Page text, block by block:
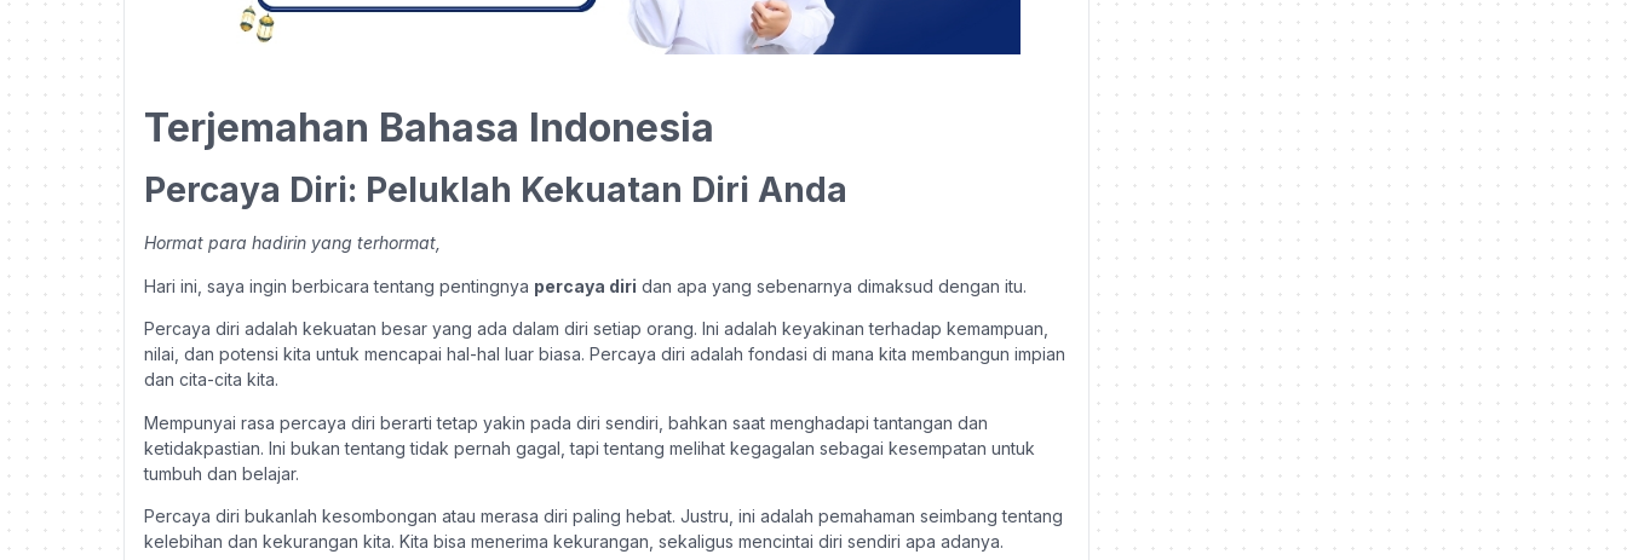
Terjemahan Bahasa Indonesia
Percaya Diri: Peluklah Kekuatan Diri Anda
Hormat para hadirin yang terhormat,
Hari ini, saya ingin berbicara tentang pentingnya percaya diri dan apa yang sebenarnya dimaksud dengan itu.
Percaya diri adalah kekuatan besar yang ada dalam diri setiap orang. Ini adalah keyakinan terhadap kemampuan,
nilai, dan potensi kita untuk mencapai hal-hal luar biasa. Percaya diri adalah fondasi di mana kita membangun impian
dan cita-cita kita.
Mempunyai rasa percaya diri berarti tetap yakin pada diri sendiri, bahkan saat menghadapi tantangan dan
ketidakpastian. Ini bukan tentang tidak pernah gagal, tapi tentang melihat kegagalan sebagai kesempatan untuk
tumbuh dan belajar.
Percaya diri bukanlah kesombongan atau merasa diri paling hebat. Justru, ini adalah pemahaman seimbang tentang
kelebihan dan kekurangan kita. Kita bisa menerima kekurangan, sekaligus mencintai diri sendiri apa adanya.